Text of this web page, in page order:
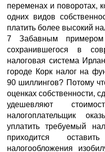
переменах и поворотах,
одних видов
платить более высокий
7 Забавным примером
сохранившегося в
налоговая система
городе Корк налог на
90 шиллингов? Потому
оценках собственности,
удешевляют
налогоплательщик
уплатить требуемый
приходится
налогообложения